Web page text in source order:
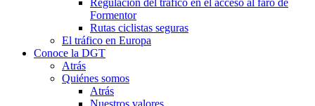
Regulación del tráfico en el acceso al faro de
Formentor
Rutas ciclistas seguras
El tráfico en Europa
Conoce la DGT
Atrás
Quiénes somos
Atrás